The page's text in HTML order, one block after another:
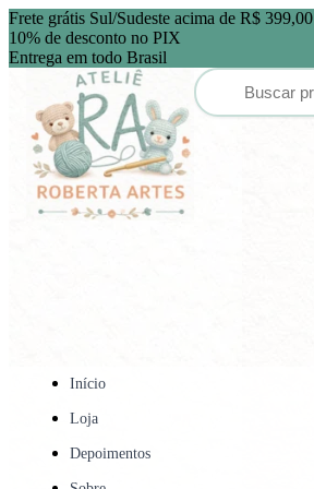
Frete grátis Sul/Sudeste acima de R$ 399,00
10% de desconto no PIX
Entrega em todo Brasil
Início
Loja
Depoimentos